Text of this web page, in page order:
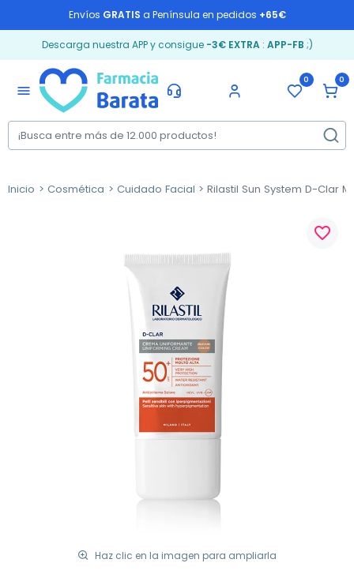
Envíos GRATIS a Península en pedidos +65€
Descarga nuestra APP y consigue -3€ EXTRA: APP-FB ;)
menu
0 0
Inicio Cosmética Cuidado Facial Rilastil Sun System D-Clar
Haz clic en la imagen para ampliarla
favorite_border